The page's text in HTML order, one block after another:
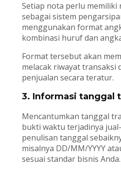
Setiap nota perlu memiliki
sebagai sistem
menggunakan format
kombinasi huruf dan
Format tersebut akan
melacak riwayat transaksi
penjualan secara teratur.
3. Informasi tanggal
Mencantumkan tanggal
bukti waktu terjadinya
penulisan tanggal
misalnya DD/MM/YYYY
sesuai standar bisnis Anda.